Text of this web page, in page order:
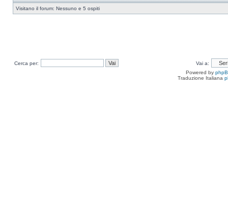
Visitano il forum: Nessuno e 5 ospiti
Cerca per:
Vai a:
Powered by
Traduzione Italiana